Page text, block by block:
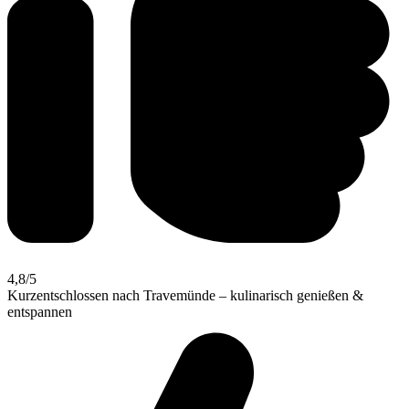
4,8/5
Kurzentschlossen nach Travemünde – kulinarisch genießen &
entspannen